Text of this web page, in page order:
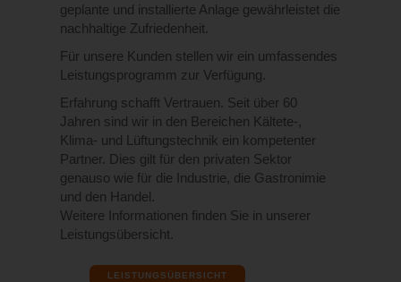
geplante und installierte Anlage gewährleistet die
nachhaltige Zufriedenheit.
Für unsere Kunden stellen wir ein umfassendes
Leistungsprogramm zur Verfügung.
Erfahrung schafft Vertrauen. Seit über 60
Jahren sind wir in den Bereichen Kältete-,
Klima- und Lüftungstechnik ein kompetenter
Partner. Dies gilt für den privaten Sektor
genauso wie für die Industrie, die Gastronimie
und den Handel.
Weitere Informationen finden Sie in unserer
Leistungsübersicht.
LEISTUNGSÜBERSICHT